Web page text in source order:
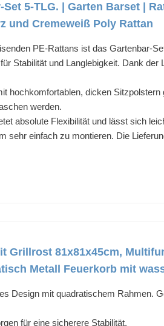
5-TLG. | Garten Barset |
und Cremeweiß Poly Rattan
PE-Rattans ist das Gartenbar-
Stabilität und Langlebigkeit. Dank
hochkomfortablen, dicken
werden.
absolute Flexibilität und lässt sich
sehr einfach zu montieren. Die
Grillrost 81x81x45cm,
Metall Feuerkorb mit
Design mit quadratischem Rahmen.
für eine sicherere Stabilität.